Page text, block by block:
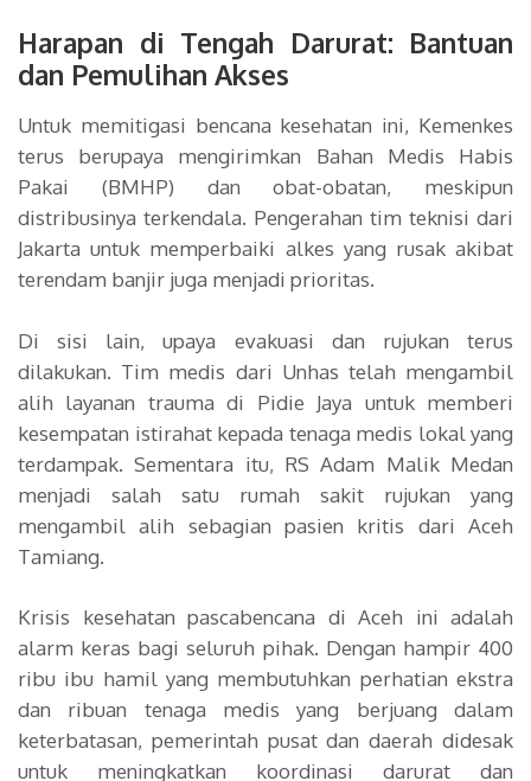
Harapan di Tengah Darurat: Bantuan
dan Pemulihan Akses
Untuk memitigasi bencana kesehatan ini, Kemenkes
terus berupaya mengirimkan Bahan Medis Habis
Pakai (BMHP) dan obat-obatan, meskipun
distribusinya terkendala. Pengerahan tim teknisi dari
Jakarta untuk memperbaiki alkes yang rusak akibat
terendam banjir juga menjadi prioritas.
Di sisi lain, upaya evakuasi dan rujukan terus
dilakukan. Tim medis dari Unhas telah mengambil
alih layanan trauma di Pidie Jaya untuk memberi
kesempatan istirahat kepada tenaga medis lokal yang
terdampak. Sementara itu, RS Adam Malik Medan
menjadi salah satu rumah sakit rujukan yang
mengambil alih sebagian pasien kritis dari Aceh
Tamiang.
Krisis kesehatan pascabencana di Aceh ini adalah
alarm keras bagi seluruh pihak. Dengan hampir 400
ribu ibu hamil yang membutuhkan perhatian ekstra
dan ribuan tenaga medis yang berjuang dalam
keterbatasan, pemerintah pusat dan daerah didesak
untuk meningkatkan koordinasi darurat dan